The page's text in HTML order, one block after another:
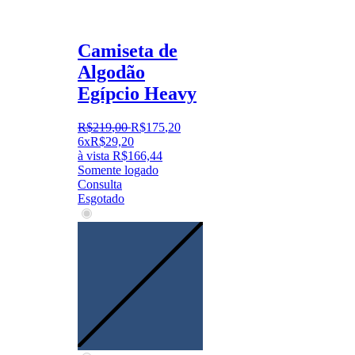
Camiseta de
Algodão
Egípcio Heavy
R$219,00 R$175,20
6xR$29,20
à vista R$166,44
Somente logado
Consulta
Esgotado